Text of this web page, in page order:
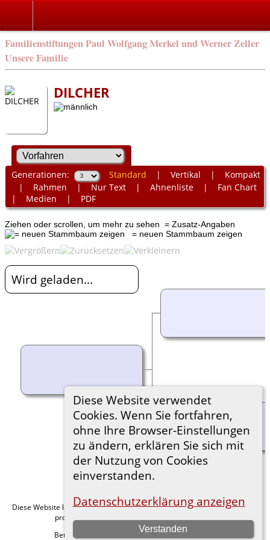
Familienstiftungen Paul Wolfgang Merkel und Werner Zeller
Unsere Familie
Diese Website verwendet
Cookies. Wenn Sie fortfahren,
ohne Ihre Browser-Einstellungen
zu ändern, erklären Sie sich mit
der Nutzung von Cookies
einverstanden.
Datenschutzerklärung anzeigen
Verstanden
DILCHER
Generationen: Standard | Vertikal | Kompakt
| Rahmen | Nur Text| Ahnenliste| Fan Chart
| Medien | PDF
Ziehen oder scrollen, um mehr zu sehen = Zusatz-Angaben
= neuen Stammbaum zeigen
Wird geladen...
Diese Website läuft mitThe Next Generation of Genealogy Sitebuildingv. 15.0.1,
programmiert von Darrin Lythgoe © 2001-2026.
Betreut von
. |Datenschutzerklärung